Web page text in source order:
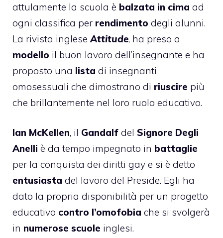
attulamente la scuola è balzata in cima ad
ogni classifica per rendimento degli alunni.
La rivista inglese Attitude, ha preso a
modello il buon lavoro dell’insegnante e ha
proposto una lista di insegnanti
omosessuali che dimostrano di riuscire più
che brillantemente nel loro ruolo educativo.
Ian McKellen, il Gandalf del Signore Degli
Anelli è da tempo impegnato in battaglie
per la conquista dei diritti gay e si è detto
entusiasta del lavoro del Preside. Egli ha
dato la propria disponibilità per un progetto
educativo contro l’omofobia che si svolgerà
in numerose scuole inglesi.